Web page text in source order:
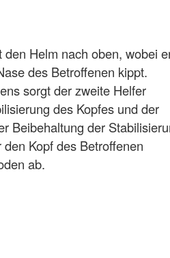
den Helm nach oben, wobei
des Betroffenen kippt.
sorgt der zweite Helfer
des Kopfes und der
Beibehaltung der
Kopf des Betroffenen
ab.